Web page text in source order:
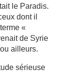
le Paradis.
dont il
«
de Syrie
ailleurs.
sérieuse